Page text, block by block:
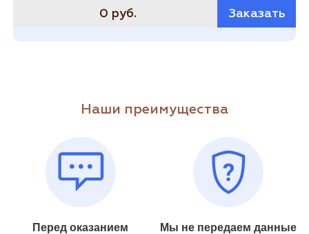
0 руб. Заказать
Наши преимущества
Перед оказанием
Мы не передаем данные